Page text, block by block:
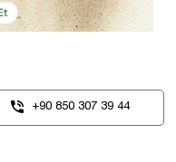
+90 850 307 39 44